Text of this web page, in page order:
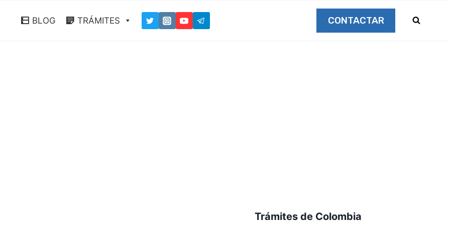
BLOG TRÁMITES CONTACTAR
Trámites de Colombia